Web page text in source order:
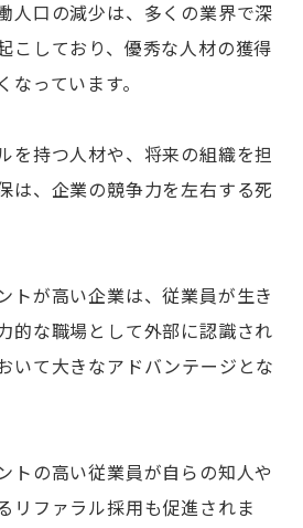
人口の減少は、多くの業界で深
こしており、優秀な人材の獲得
っています。
を持つ人材や、将来の組織を担
は、企業の競争力を左右する死
トが高い企業は、従業員が生き
的な職場として外部に認識され
いて大きなアドバンテージとな
トの高い従業員が自らの知人や
リファラル採用も促進されま